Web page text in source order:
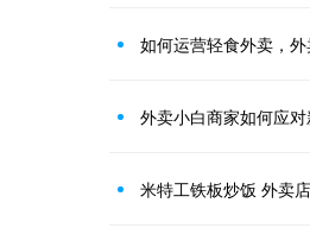
如何运营轻食外卖，
外卖小白商家如何应
米特工铁板炒饭 外卖